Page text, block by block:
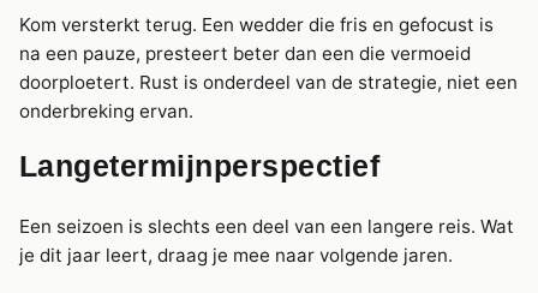
Kom versterkt terug. Een wedder die fris en gefocust is
na een pauze, presteert beter dan een die vermoeid
doorploetert. Rust is onderdeel van de strategie, niet een
onderbreking ervan.
Langetermijnperspectief
Een seizoen is slechts een deel van een langere reis. Wat
je dit jaar leert, draag je mee naar volgende jaren.